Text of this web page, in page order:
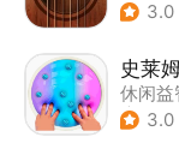
3.0
史莱
休闲益
| 史莱
3.0